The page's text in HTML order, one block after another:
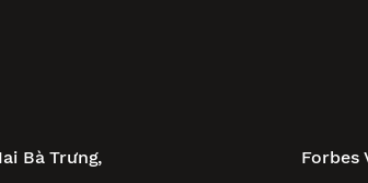
Bà Trưng,
Forbes